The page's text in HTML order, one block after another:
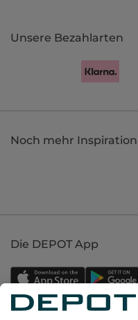
Unsere Bezahlarten
Noch mehr Inspiration
Die DEPOT App